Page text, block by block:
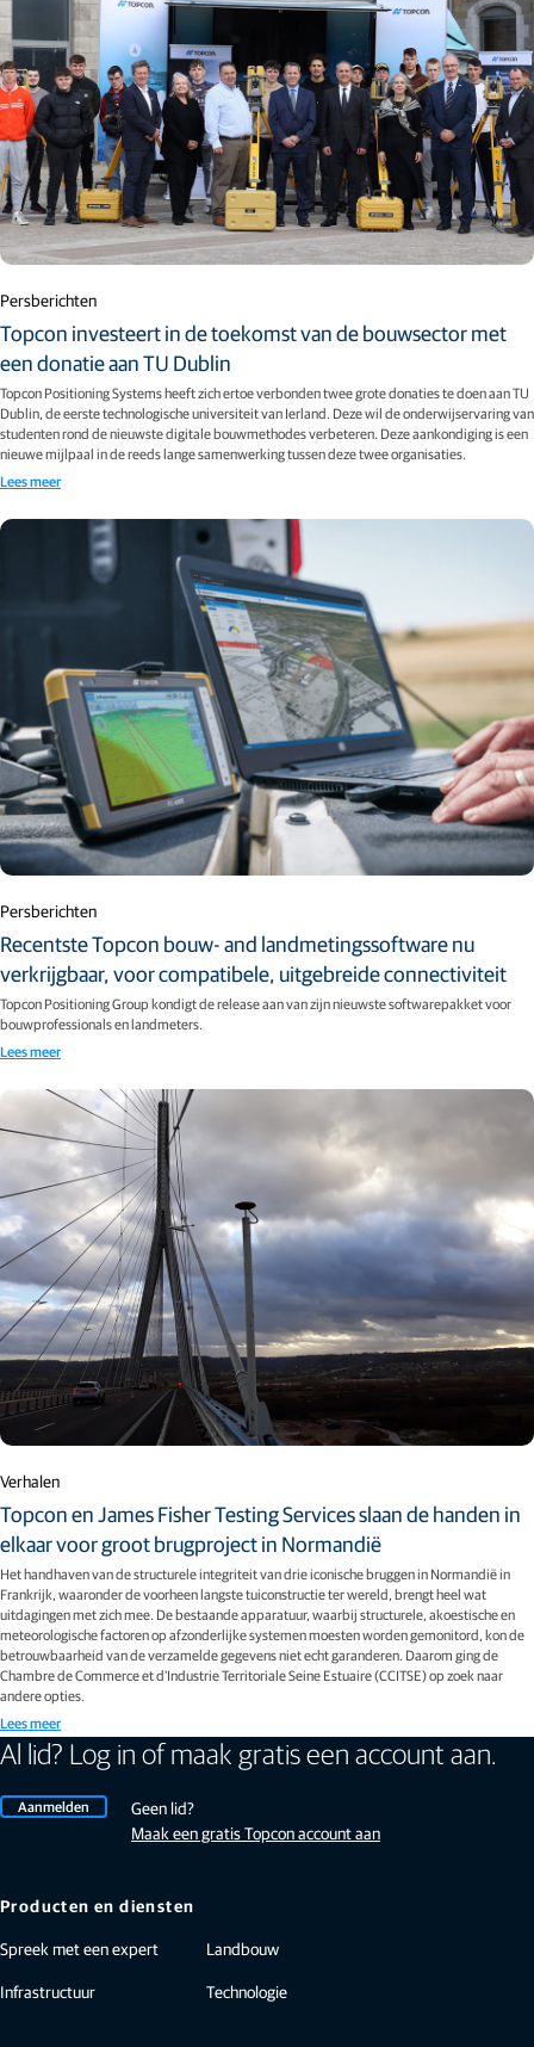
Persberichten
Topcon investeert in de toekomst van de bouwsector met
een donatie aan TU Dublin
Topcon Positioning Systems heeft zich ertoe verbonden twee grote donaties te doen aan TU
Dublin, de eerste technologische universiteit van Ierland. Deze wil de onderwijservaring van
studenten rond de nieuwste digitale bouwmethodes verbeteren. Deze aankondiging is een
nieuwe mijlpaal in de reeds lange samenwerking tussen deze twee organisaties.
Lees meer
Persberichten
Recentste Topcon bouw- and landmetingssoftware nu
verkrijgbaar, voor compatibele, uitgebreide connectiviteit
Topcon Positioning Group kondigt de release aan van zijn nieuwste softwarepakket voor
bouwprofessionals en landmeters.
Lees meer
Verhalen
Topcon en James Fisher Testing Services slaan de handen in
elkaar voor groot brugproject in Normandië
Het handhaven van de structurele integriteit van drie iconische bruggen in Normandië in
Frankrijk, waaronder de voorheen langste tuiconstructie ter wereld, brengt heel wat
uitdagingen met zich mee. De bestaande apparatuur, waarbij structurele, akoestische en
meteorologische factoren op afzonderlijke systemen moesten worden gemonitord, kon de
betrouwbaarheid van de verzamelde gegevens niet echt garanderen. Daarom ging de
Chambre de Commerce et d'Industrie Territoriale Seine Estuaire (CCITSE) op zoek naar
andere opties.
Lees meer
Al lid? Log in of maak gratis een account aan.
Aanmelden
Geen lid?
Maak een gratis Topcon account aan
Producten en diensten
Spreek met een expert
Infrastructuur
Landbouw
Technologie